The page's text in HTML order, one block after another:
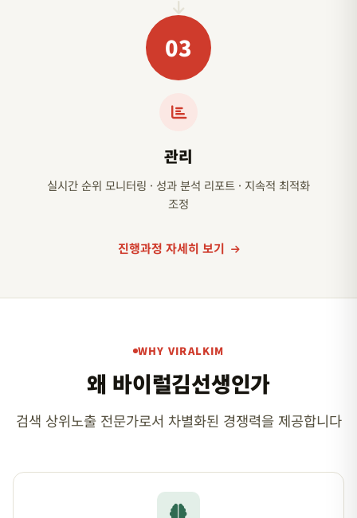
03
관리
실시간 순위 모니터링 · 성과 분석 리포트 · 지속적 최적화
조정
진행과정 자세히 보기
WHY VIRALKIM
왜 바이럴김선생인가
검색 상위노출 전문가로서 차별화된 경쟁력을 제공합니다